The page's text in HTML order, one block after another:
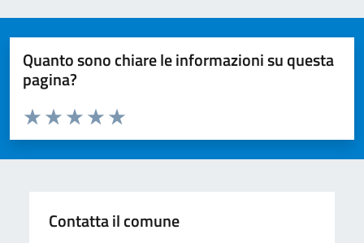
Quanto sono chiare le informazioni su questa
pagina?
Valuta da 1 a 5 stelle la pagina
Valuta 5 stelle su 5
Valuta 4 stelle su 5
Valuta 3 stelle su 5
Valuta 2 stelle su 5
Valuta 1 stelle su 5
Contatta il comune